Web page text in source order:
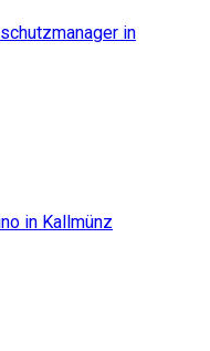
in
in Kallmünz